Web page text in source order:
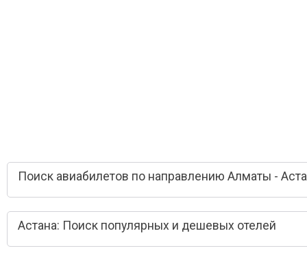
Поиск авиабилетов по направлению Алматы -
Астана: Поиск популярных и дешевых отелей